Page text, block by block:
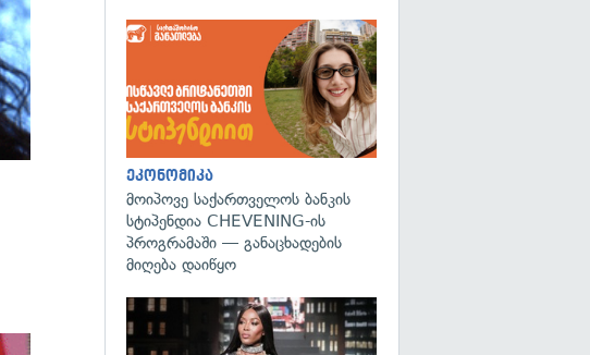
ეკონომიკა
მოიპოვე საქართველოს ბანკის
სტიპენდია CHEVENING-ის
პროგრამაში — განაცხადების
მიღება დაიწყო